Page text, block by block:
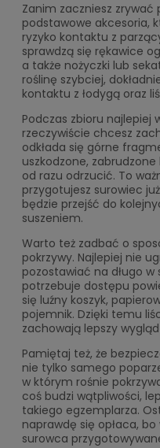
Zanim zaczniesz zrywać
podstawowe akcesoria,
ryzyko kontaktu z
sprawdzą się rękawice
a także nożyczki lub
roślinę szybciej,
kontaktu z łodygą oraz
Podczas zbioru najlepiej
rzeczywiście chcesz
odkłada się górne
uszkodzone,
od razu odrzucić. To
przygotujesz surowiec
będzie przejść do
suszeniem.
Warto też zadbać o
pokrzywy. Najlepiej nie
pozostawiać na długo w
potrzebuje dostępu
się luźny koszyk,
pojemnik. Dzięki temu
zachowają lepszy
Pamiętaj też, że
nie tylko samego
w którym rośnie
coś budzi wątpliwości,
takiego egzemplarza.
naprawdę się opłaca,
surowca